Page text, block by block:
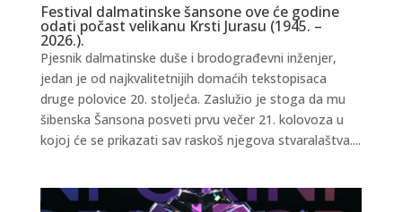
Festival dalmatinske šansone ove će godine
odati počast velikanu Krsti Jurasu (1945. –
2026.).
Pjesnik dalmatinske duše i brodograđevni inženjer,
jedan je od najkvalitetnijih domaćih tekstopisaca
druge polovice 20. stoljeća. Zaslužio je stoga da mu
šibenska Šansona posveti prvu večer 21. kolovoza u
kojoj će se prikazati sav raskoš njegova stvaralaštva....